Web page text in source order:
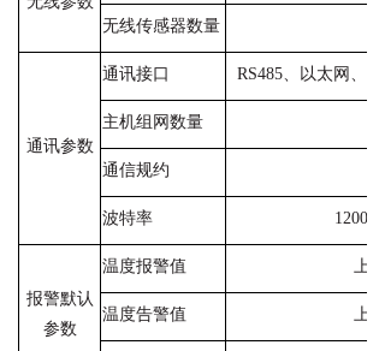
无线传感器数量
通讯参数
通讯接口 RS485、以太网、
主机组网数量
通信规约
波特率 1200
报警默认
参数
温度报警值 上
温度告警值 上